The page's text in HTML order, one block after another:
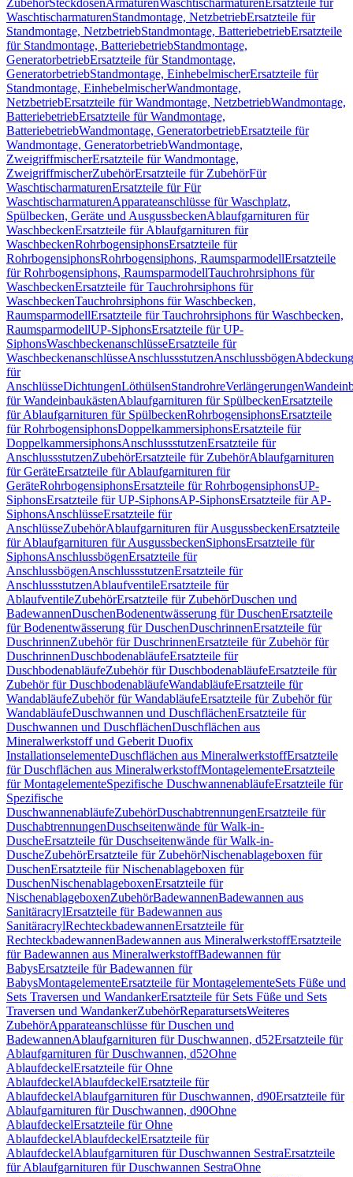
ZubehörSteckdosenArmaturenWaschtischarmaturen Ersatzteile für
WaschtischarmaturenStandmontage, NetzbetriebErsatzteile für
Standmontage, NetzbetriebStandmontage, BatteriebetriebErsatzteile
für Standmontage, BatteriebetriebStandmontage,
GeneratorbetriebErsatzteile für Standmontage,
GeneratorbetriebStandmontage, EinhebelmischerErsatzteile für
Standmontage, EinhebelmischerWandmontage,
NetzbetriebErsatzteile für Wandmontage, NetzbetriebWandmontage,
BatteriebetriebErsatzteile für Wandmontage,
BatteriebetriebWandmontage, GeneratorbetriebErsatzteile für
Wandmontage, GeneratorbetriebWandmontage,
ZweigriffmischerErsatzteile für Wandmontage,
ZweigriffmischerZubehörErsatzteile für ZubehörFür
WaschtischarmaturenErsatzteile für Für
WaschtischarmaturenApparateanschlüsse für Waschplatz,
Spülbecken, Geräte und AusgussbeckenAblaufgarnituren für
WaschbeckenErsatzteile für Ablaufgarnituren für
WaschbeckenRohrbogensiphonsErsatzteile für
RohrbogensiphonsRohrbogensiphons, RaumsparmodellErsatzteile
für Rohrbogensiphons, RaumsparmodellTauchrohrsiphons für
WaschbeckenErsatzteile für Tauchrohrsiphons für
WaschbeckenTauchrohrsiphons für Waschbecken,
RaumsparmodellErsatzteile für Tauchrohrsiphons für Waschbecken,
RaumsparmodellUP-SiphonsErsatzteile für UP-
SiphonsWaschbeckenanschlüsseErsatzteile für
WaschbeckenanschlüsseAnschlussstutzenAnschlussbögen
für
AnschlüsseDichtungenLöthülsenStandrohreVerlängerungen
für WandeinbaukästenAblaufgarnituren für SpülbeckenErsatzteile
für Ablaufgarnituren für SpülbeckenRohrbogensiphonsErsatzteile
für RohrbogensiphonsDoppelkammersiphonsErsatzteile für
DoppelkammersiphonsAnschlussstutzenErsatzteile für
AnschlussstutzenZubehörErsatzteile für ZubehörAblaufgarnituren
für GeräteErsatzteile für Ablaufgarnituren für
GeräteRohrbogensiphonsErsatzteile für RohrbogensiphonsUP-
SiphonsErsatzteile für UP-SiphonsAP-SiphonsErsatzteile für AP-
SiphonsAnschlüsseErsatzteile für
AnschlüsseZubehörAblaufgarnituren für AusgussbeckenErsatzteile
für Ablaufgarnituren für AusgussbeckenSiphonsErsatzteile für
SiphonsAnschlussbögenErsatzteile für
AnschlussbögenAnschlussstutzenErsatzteile für
AnschlussstutzenAblaufventileErsatzteile für
AblaufventileZubehörErsatzteile für ZubehörDuschen und
BadewannenDuschenBodenentwässerung für DuschenErsatzteile
für Bodenentwässerung für DuschenDuschrinnenErsatzteile für
DuschrinnenZubehör für DuschrinnenErsatzteile für Zubehör für
DuschrinnenDuschbodenabläufeErsatzteile für
DuschbodenabläufeZubehör für DuschbodenabläufeErsatzteile für
Zubehör für DuschbodenabläufeWandabläufeErsatzteile für
WandabläufeZubehör für WandabläufeErsatzteile für Zubehör für
WandabläufeDuschwannen und DuschflächenErsatzteile für
Duschwannen und DuschflächenDuschflächen aus
Mineralwerkstoff und Geberit Duofix
InstallationselementeDuschflächen aus MineralwerkstoffErsatzteile
für Duschflächen aus MineralwerkstoffMontagelementeErsatzteile
für MontagelementeSpezifische DuschwannenabläufeErsatzteile für
Spezifische
DuschwannenabläufeZubehörDuschabtrennungenErsatzteile für
DuschabtrennungenDuschseitenwände für Walk-in-
DuscheErsatzteile für Duschseitenwände für Walk-in-
DuscheZubehörErsatzteile für ZubehörNischenablageboxen für
DuschenErsatzteile für Nischenablageboxen für
DuschenNischenablageboxenErsatzteile für
NischenablageboxenZubehörBadewannenBadewannen aus
SanitäracrylErsatzteile für Badewannen aus
SanitäracrylRechteckbadewannenErsatzteile für
RechteckbadewannenBadewannen aus MineralwerkstoffErsatzteile
für Badewannen aus MineralwerkstoffBadewannen für
BabysErsatzteile für Badewannen für
BabysMontagelementeErsatzteile für MontagelementeSets Füße und
Sets Traversen und WandankerErsatzteile für Sets Füße und Sets
Traversen und WandankerZubehörReparatursetsWeiteres
ZubehörApparateanschlüsse für Duschen und
BadewannenAblaufgarnituren für Duschwannen, d52Ersatzteile für
Ablaufgarnituren für Duschwannen, d52Ohne
AblaufdeckelErsatzteile für Ohne
AblaufdeckelAblaufdeckelErsatzteile für
AblaufdeckelAblaufgarnituren für Duschwannen, d90Ersatzteile für
Ablaufgarnituren für Duschwannen, d90Ohne
AblaufdeckelErsatzteile für Ohne
AblaufdeckelAblaufdeckelErsatzteile für
AblaufdeckelAblaufgarnituren für Duschwannen SestraErsatzteile
für Ablaufgarnituren für Duschwannen SestraOhne